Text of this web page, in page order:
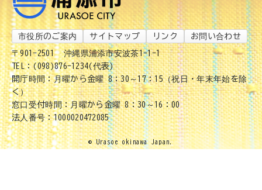
市役所のご案内 サイトマップ リンク お問い合わせ
〒901-2501
沖縄県浦添市安波茶1-1-1
TEL：(098)876-1234(代表)
開庁時間：月曜から金曜 8：30～17：15（祝日・年末年始を除
く）
窓口受付時間：月曜から金曜 8：30～16：00
法人番号：1000020472085
© Urasoe okinawa Japan.